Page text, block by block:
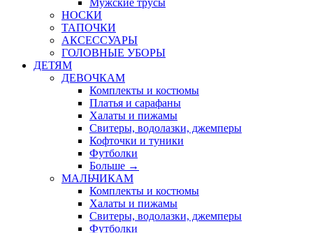
Мужские трусы
НОСКИ
ТАПОЧКИ
АКСЕССУАРЫ
ГОЛОВНЫЕ УБОРЫ
ДЕТЯМ
ДЕВОЧКАМ
Комплекты и костюмы
Платья и сарафаны
Халаты и пижамы
Свитеры, водолазки, джемперы
Кофточки и туники
Футболки
Больше →
МАЛЬЧИКАМ
Комплекты и костюмы
Халаты и пижамы
Свитеры, водолазки, джемперы
Футболки